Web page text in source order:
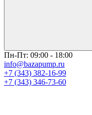
Пн-Пт: 09:00 - 18:00
info@bazapump.ru
+7 (343) 382-16-99
+7 (343) 346-73-‬60